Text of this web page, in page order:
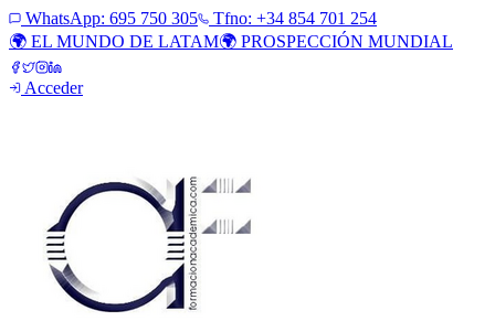
WhatsApp: 695 750 305
Tfno: +34 854 701 254
🌍 EL MUNDO DE LATAM🌍 PROSPECCIÓN MUNDIAL
Acceder